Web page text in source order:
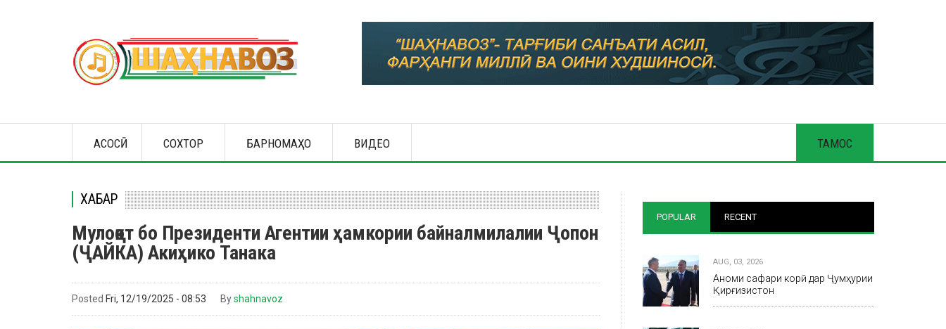
navigation
АСОСӢ СОХТОР БАРНОМАҲО ВИДЕО ТАМОС
ХАБАР
Мулоқот бо Президенти Агентии ҳамкории байналмилалии Ҷопон
(ҶАЙКА) Акиҳико Танака
Posted Fri, 12/19/2025 - 08:53 Byshahnavoz
POPULAR RECENT
AUG, 03, 2026
Анҷоми сафари корӣ дар Ҷумҳурии
Қирғизистон